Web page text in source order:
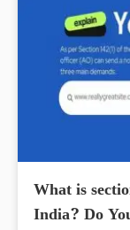
What is
India? Do